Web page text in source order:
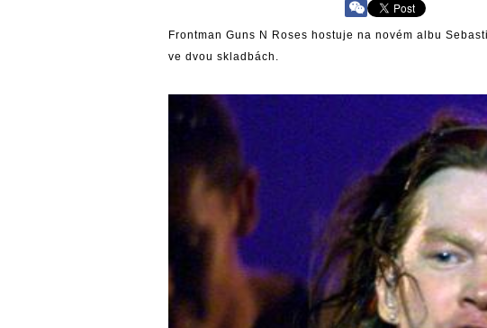
Frontman Guns N Roses hostuje na novém albu
ve dvou skladbách.